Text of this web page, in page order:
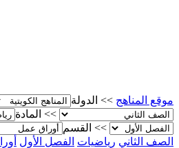
موقع المناهج >> الدولة
>>
المادة
>>
القسم
الصف الثاني رياضيات الفصل الأول